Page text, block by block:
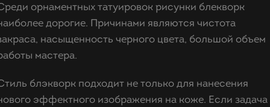
орнаментных татуировок рисунки блекворк
дорогие. Причинами являются чистота
насыщенность черного цвета, большой объем
мастера.
блэкворк подходит не только для нанесения
эффектного изображения на коже. Если задача